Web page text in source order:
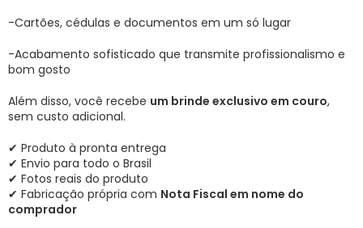
-Cartões, cédulas e documentos em um só lugar
-Acabamento sofisticado que transmite profissionalismo e
bom gosto
Além disso, você recebe um brinde exclusivo em couro,
sem custo adicional.
✔ Produto à pronta entrega
✔ Envio para todo o Brasil
✔ Fotos reais do produto
✔ Fabricação própria com Nota Fiscal em nome do
comprador